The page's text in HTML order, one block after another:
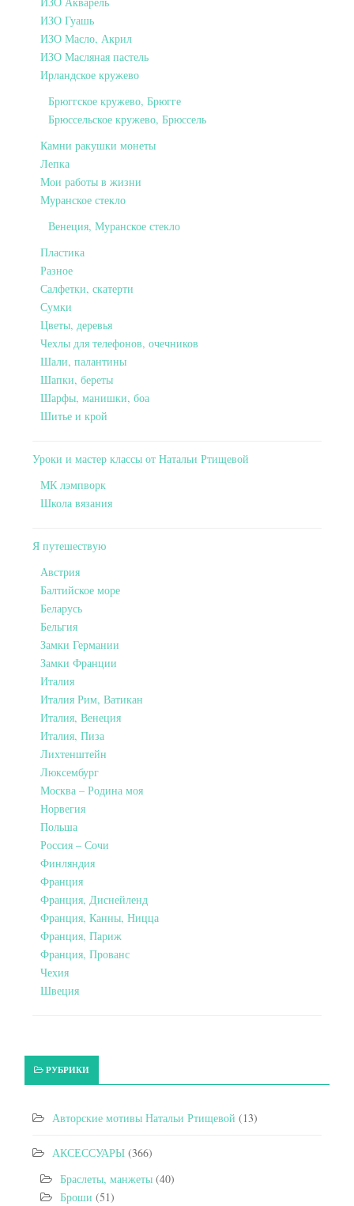
ИЗО Гуашь
ИЗО Масло, Акрил
ИЗО Масляная пастель
Ирландское кружево
Брюггское кружево, Брюгге
Брюссельское кружево, Брюссель
Камни ракушки монеты
Лепка
Мои работы в жизни
Муранское стекло
Венеция, Муранское стекло
Пластика
Разное
Салфетки, скатерти
Сумки
Цветы, деревья
Чехлы для телефонов, очечников
Шали, палантины
Шапки, береты
Шарфы, манишки, боа
Шитье и крой
Уроки и мастер классы от Натальи Ртищевой
МК лэмпворк
Школа вязания
Я путешествую
Австрия
Балтийское море
Беларусь
Бельгия
Замки Германии
Замки Франции
Италия
Италия Рим, Ватикан
Италия, Венеция
Италия, Пиза
Лихтенштейн
Люксембург
Москва – Родина моя
Норвегия
Польша
Россия – Сочи
Финляндия
Франция
Франция, Диснейленд
Франция, Канны, Ницца
Франция, Париж
Франция, Прованс
Чехия
Швеция
РУБРИКИ
Авторские мотивы Натальи Ртищевой (13)
АКСЕССУАРЫ (366)
Браслеты, манжеты (40)
Броши (51)